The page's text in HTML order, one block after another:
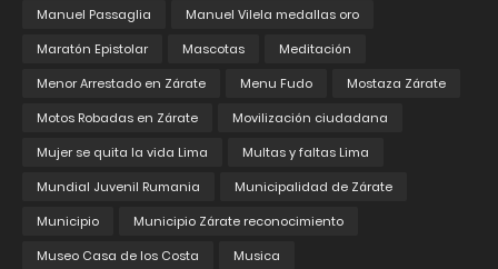
Manuel Passaglia
Manuel Vilela medallas oro
Maratón Epistolar
Mascotas
Meditación
Menor Arrestado en Zárate
Menu Fudo
Mostaza Zárate
Motos Robadas en Zárate
Movilización ciudadana
Mujer se quita la vida Lima
Multas y faltas Lima
Mundial Juvenil Rumania
Municipalidad de Zárate
Municipio
Municipio Zárate reconocimiento
Museo Casa de los Costa
Musica